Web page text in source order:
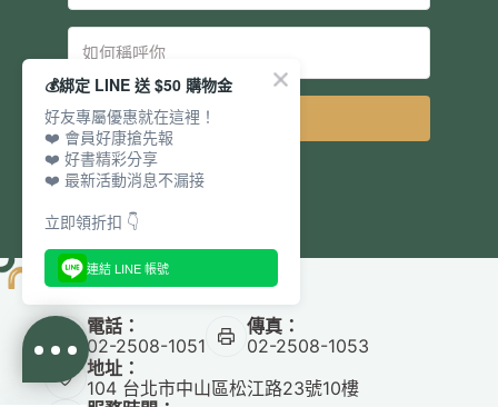
電話：
02-2508-1051
傳真：
02-2508-1053
地址：
104 台北市中山區松江路23號10樓
💰綁定 LINE 送 $50 購物金
好友專屬優惠就在這裡！
❤️ 會員好康搶先報
❤️ 好書精彩分享
❤️ 最新活動消息不漏接
立即領折扣 👇
連結 LINE 帳號